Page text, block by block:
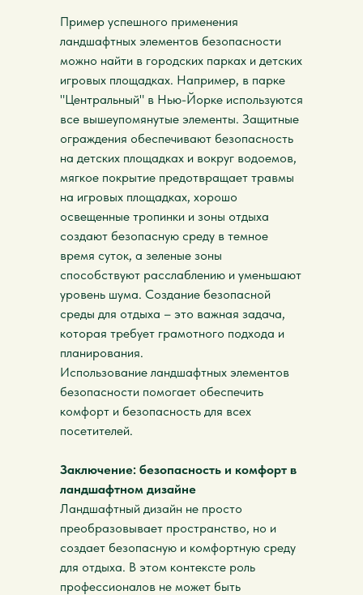
Пример успешного применения
ландшафтных элементов безопасности
можно найти в городских парках и детских
игровых площадках. Например, в парке
"Центральный" в Нью-Йорке используются
все вышеупомянутые элементы. Защитные
ограждения обеспечивают безопасность
на детских площадках и вокруг водоемов,
мягкое покрытие предотвращает травмы
на игровых площадках, хорошо
освещенные тропинки и зоны отдыха
создают безопасную среду в темное
время суток, а зеленые зоны
способствуют расслаблению и уменьшают
уровень шума. Создание безопасной
среды для отдыха – это важная задача,
которая требует грамотного подхода и
планирования.
Использование ландшафтных элементов
безопасности помогает обеспечить
комфорт и безопасность для всех
посетителей.
Заключение: безопасность и комфорт в
ландшафтном дизайне
Ландшафтный дизайн не просто
преобразовывает пространство, но и
создает безопасную и комфортную среду
для отдыха. В этом контексте роль
профессионалов не может быть